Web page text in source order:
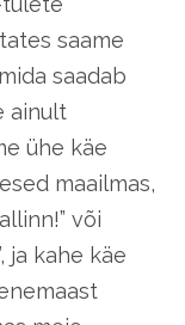
saame
saadab
ainult
ühe käe
maailmas,
või
ja kahe käe